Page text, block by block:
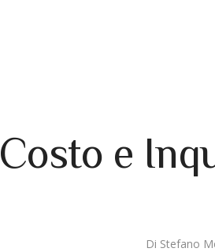
Costo e
Di Stefano